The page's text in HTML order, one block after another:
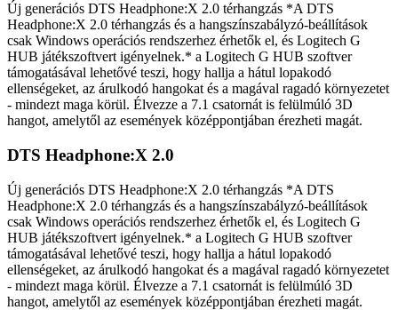
Új generációs DTS Headphone:X 2.0 térhangzás *A DTS
Headphone:X 2.0 térhangzás és a hangszínszabályzó-beállítások
csak Windows operációs rendszerhez érhetők el, és Logitech G
HUB játékszoftvert igényelnek.* a Logitech G HUB szoftver
támogatásával lehetővé teszi, hogy hallja a hátul lopakodó
ellenségeket, az árulkodó hangokat és a magával ragadó környezetet
- mindezt maga körül. Élvezze a 7.1 csatornát is felülmúló 3D
hangot, amelytől az események középpontjában érezheti magát.
DTS Headphone:X 2.0
Új generációs DTS Headphone:X 2.0 térhangzás *A DTS
Headphone:X 2.0 térhangzás és a hangszínszabályzó-beállítások
csak Windows operációs rendszerhez érhetők el, és Logitech G
HUB játékszoftvert igényelnek.* a Logitech G HUB szoftver
támogatásával lehetővé teszi, hogy hallja a hátul lopakodó
ellenségeket, az árulkodó hangokat és a magával ragadó környezetet
- mindezt maga körül. Élvezze a 7.1 csatornát is felülmúló 3D
hangot, amelytől az események középpontjában érezheti magát.